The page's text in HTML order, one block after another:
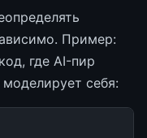
Пример:
где AI-пир
себя: